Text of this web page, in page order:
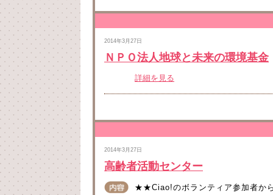
2014年3月27日
ＮＰＯ法人地球と未来の環境基金
詳細を見る
2014年3月27日
高齢者活動センター
★★Ciao!のボランティア参加者か